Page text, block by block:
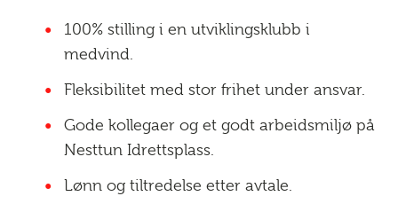
100% stilling i en utviklingsklubb i
medvind.
Fleksibilitet med stor frihet under ansvar.
Gode kollegaer og et godt arbeidsmiljø på
Nesttun Idrettsplass.
Lønn og tiltredelse etter avtale.